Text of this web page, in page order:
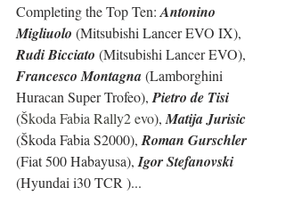
Completing the Top Ten: Antonino
Migliuolo (Mitsubishi Lancer EVO IX),
Rudi Bicciato (Mitsubishi Lancer EVO),
Francesco Montagna (Lamborghini
Huracan Super Trofeo), Pietro de Tisi
(Škoda Fabia Rally2 evo), Matija Jurisic
(Škoda Fabia S2000), Roman Gurschler
(Fiat 500 Habayusa), Igor Stefanovski
(Hyundai i30 TCR )...